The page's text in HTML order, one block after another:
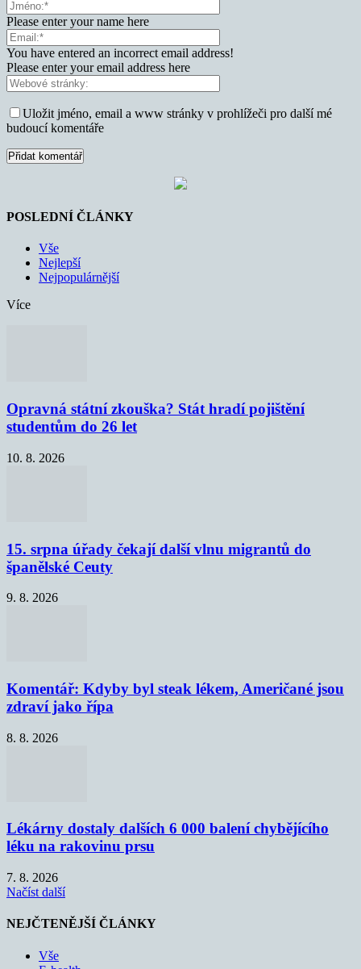
Please enter your name here
You have entered an incorrect email address!
Please enter your email address here
Uložit jméno, email a www stránky v prohlížeči pro další mé
budoucí komentáře
POSLEDNÍ ČLÁNKY
Vše
Nejlepší
Nejpopulárnější
Více
Opravná státní zkouška? Stát hradí pojištění
studentům do 26 let
10. 8. 2026
15. srpna úřady čekají další vlnu migrantů do
španělské Ceuty
9. 8. 2026
Komentář: Kdyby byl steak lékem, Američané jsou
zdraví jako řípa
8. 8. 2026
Lékárny dostaly dalších 6 000 balení chybějícího
léku na rakovinu prsu
7. 8. 2026
Načíst další
NEJČTENĚJŠÍ ČLÁNKY
Vše